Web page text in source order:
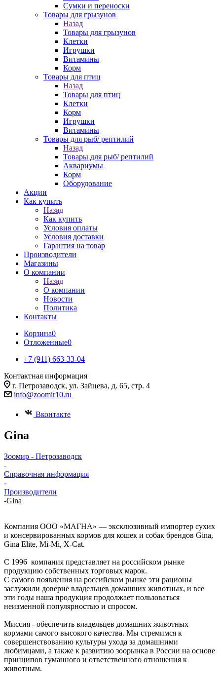
Сумки и переноски
Товары для грызунов
Назад
Товары для грызунов
Клетки
Игрушки
Витамины
Корм
Товары для птиц
Назад
Товары для птиц
Клетки
Корм
Игрушки
Витамины
Товары для рыб/ рептилий
Назад
Товары для рыб/ рептилий
Аквариумы
Корм
Оборудование
Акции
Как купить
Назад
Как купить
Условия оплаты
Условия доставки
Гарантия на товар
Производители
Магазины
О компании
Назад
О компании
Новости
Политика
Контакты
Корзина0
Отложенные0
+7 (911) 663-33-04
Контактная информация
г. Петрозаводск, ул. Зайцева, д. 65, стр. 4
info@zoomir10.ru
Вконтакте
Gina
Зоомир - Петрозаводск
-
Справочная информация
-
Производители
-Gina
Компания ООО «МАГНА» — эксклюзивный импортер сухих
и консервированных кормов для кошек и собак брендов Gina,
Gina Elite, Mi-Mi, X-Cat.
С 1996 компания представляет на российском рынке
продукцию собственных торговых марок.
С самого появления на российском рынке эти рационы
заслужили доверие владельцев домашних животных, и все
эти годы наша продукция продолжает пользоваться
неизменной популярностью и спросом.
Миссия - обеспечить владельцев домашних животных
кормами самого высокого качества. Мы стремимся к
совершенствованию культуры ухода за домашними
любимцами, а также к развитию зоорынка в России на основе
принципов гуманного и ответственного отношения к
животным.